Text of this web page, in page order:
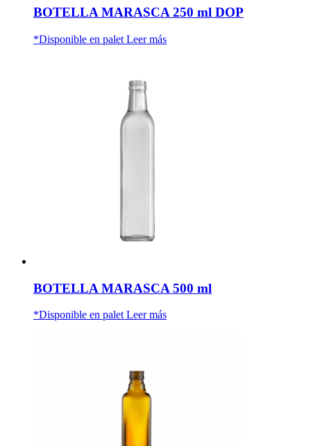
BOTELLA MARASCA 250 ml DOP
*Disponible en palet Leer más
BOTELLA MARASCA 500 ml
*Disponible en palet Leer más